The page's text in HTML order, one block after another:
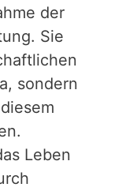
der
Sie
sondern
Leben